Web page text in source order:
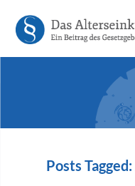
Posts Tagged: